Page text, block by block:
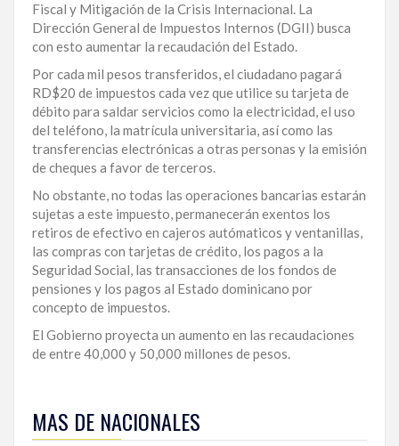
SAN
LA
ALTAGRACIA
PUERTO
PLATA
CONTÁCTENOS
Fiscal y Mitigación de la Crisis Internacional. La
Dirección General de Impuestos Internos (DGII) busca
con esto aumentar la recaudación del Estado.
Por cada mil pesos transferidos, el ciudadano pagará
RD$20 de impuestos cada vez que utilice su tarjeta de
débito para saldar servicios como la electricidad, el uso
del teléfono, la matrícula universitaria, así como las
transferencias electrónicas a otras personas y la emisión
de cheques a favor de terceros.
No obstante, no todas las operaciones bancarias estarán
sujetas a este impuesto, permanecerán exentos los
retiros de efectivo en cajeros autómaticos y ventanillas,
las compras con tarjetas de crédito, los pagos a la
Seguridad Social, las transacciones de los fondos de
pensiones y los pagos al Estado dominicano por
concepto de impuestos.
El Gobierno proyecta un aumento en las recaudaciones
de entre 40,000 y 50,000 millones de pesos.
esta
información
MAS DE NACIONALES